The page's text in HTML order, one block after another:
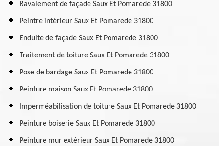
Ravalement de façade Saux Et Pomarede 31800
Peintre intérieur Saux Et Pomarede 31800
Enduite de façade Saux Et Pomarede 31800
Traitement de toiture Saux Et Pomarede 31800
Pose de bardage Saux Et Pomarede 31800
Peinture maison Saux Et Pomarede 31800
Imperméabilisation de toiture Saux Et Pomarede 31800
Peinture boiserie Saux Et Pomarede 31800
Peinture mur extérieur Saux Et Pomarede 31800